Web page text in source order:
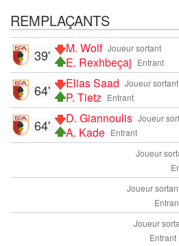
REMPLAÇANTS
Joueur sortant
M. Wolf
Entrant
E. Rexhbeçaj
39'
Joueur sortant
Elias Saad
Entrant
P. Tietz
64'
Joueur
D. Giannoulis
Entrant
A. Kade
64'
Joueur
Joueur
Joueur
Entrant